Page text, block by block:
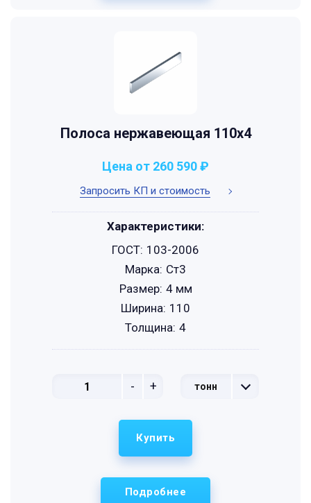
Полоса нержавеющая 110х4
Запросить КП и стоимость
Цена от 260 590 ₽
- + тонн
Характеристики:
ГОСТ: 103-2006
Марка: Ст3
Размер: 4 мм
Ширина: 110
Толщина: 4
Подробнее
Купить